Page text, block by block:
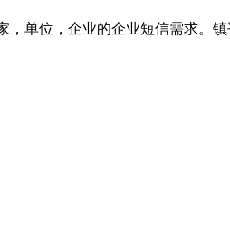
，单位，企业的企业短信需求。